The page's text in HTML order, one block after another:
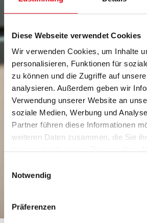
Diese Webseite verwendet Cookies
Wir verwenden Cookies, um Inhalte
personalisieren, Funktionen für
zu können und die Zugriffe auf
analysieren. Außerdem geben wir
Verwendung unserer Website an
soziale Medien, Werbung und
Partner führen diese Informationen
weiteren Daten zusammen, die Sie
Notwendig
Präferenzen